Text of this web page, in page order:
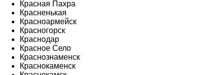
Красная Пахра
Красненькая
Красноармейск
Красногорск
Краснодар
Красное Село
Краснознаменск
Краснокаменск